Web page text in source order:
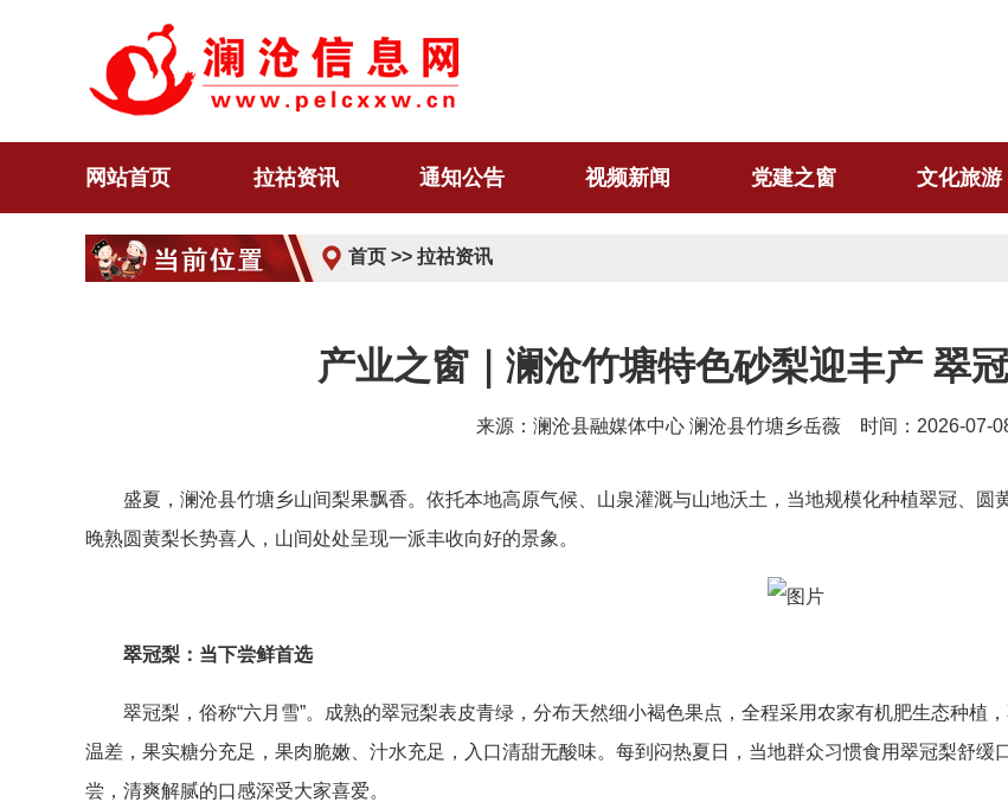
网站首页 拉祜资讯 通知公告 视频新闻 党建之窗 文化旅游
首页 >> 拉祜资讯
产业之窗｜澜沧竹塘特色砂梨迎丰产 翠
来源：澜沧县融媒体中心 澜沧县竹塘乡岳薇 时间：2026-07-
盛夏，澜沧县竹塘乡山间梨果飘香。依托本地高原气候、山泉灌溉与山地沃土，当地规模化种植翠冠、圆
晚熟圆黄梨长势喜人，山间处处呈现一派丰收向好的景象。
翠冠梨：当下尝鲜首选
翠冠梨，俗称“六月雪”。成熟的翠冠梨表皮青绿，分布天然细小褐色果点，全程采用农家有机肥生态种植
温差，果实糖分充足，果肉脆嫩、汁水充足，入口清甜无酸味。每到闷热夏日，当地群众习惯食用翠冠梨舒
尝，清爽解腻的口感深受大家喜爱。